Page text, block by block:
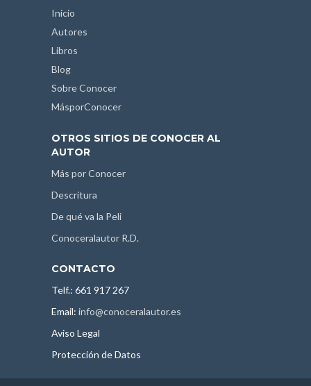
Inicio
Autores
Libros
Blog
Sobre Conocer
MásporConocer
OTROS SITIOS DE CONOCER AL
AUTOR
Más por Conocer
Descritura
De qué va la Peli
Conoceralautor R.D.
CONTACTO
Telf.: 661 917 267
Email: info@conoceralautor.es
Aviso Legal
Protección de Datos